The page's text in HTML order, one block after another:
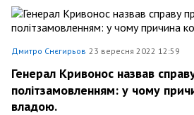
Дмитро Снєгирьов 23 вересня 2022 12:59
Генерал Кривонос назвав
політзамовленням: у чому
владою.